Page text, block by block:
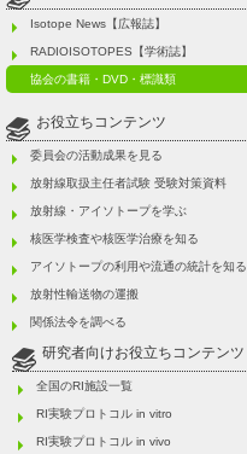
Isotope News【広報誌】
RADIOISOTOPES【学術誌】
協会の書籍・DVD・標識類
お役立ちコンテンツ
委員会の活動成果を見る
放射線取扱主任者試験 受験対策資料
放射線・アイソトープを学ぶ
核医学検査や核医学治療を知る
アイソトープの利用や流通の統計を知る
放射性輸送物の運搬
関係法令を調べる
研究者向けお役立ちコンテンツ
全国のRI施設一覧
RI実験プロトコル in vitro
RI実験プロトコル in vivo